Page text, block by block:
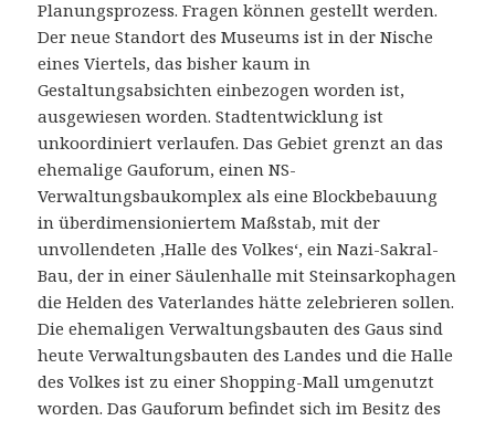
Planungsprozess. Fragen können gestellt werden.
Der neue Standort des Museums ist in der Nische
eines Viertels, das bisher kaum in
Gestaltungsabsichten einbezogen worden ist,
ausgewiesen worden. Stadtentwicklung ist
unkoordiniert verlaufen. Das Gebiet grenzt an das
ehemalige Gauforum, einen NS-
Verwaltungsbaukomplex als eine Blockbebauung
in überdimensioniertem Maßstab, mit der
unvollendeten ‚Halle des Volkes‘, ein Nazi-Sakral-
Bau, der in einer Säulenhalle mit Steinsarkophagen
die Helden des Vaterlandes hätte zelebrieren sollen.
Die ehemaligen Verwaltungsbauten des Gaus sind
heute Verwaltungsbauten des Landes und die Halle
des Volkes ist zu einer Shopping-Mall umgenutzt
worden. Das Gauforum befindet sich im Besitz des